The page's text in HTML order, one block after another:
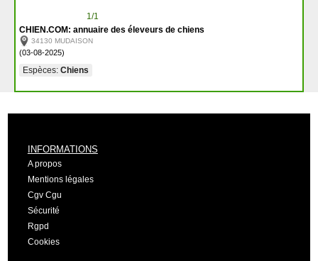
1/1
CHIEN.COM: annuaire des éleveurs de chiens
34130 MUDAISON
(03-08-2025)
Espèces: Chiens
INFORMATIONS
A propos
Mentions légales
Cgv Cgu
Sécurité
Rgpd
Cookies